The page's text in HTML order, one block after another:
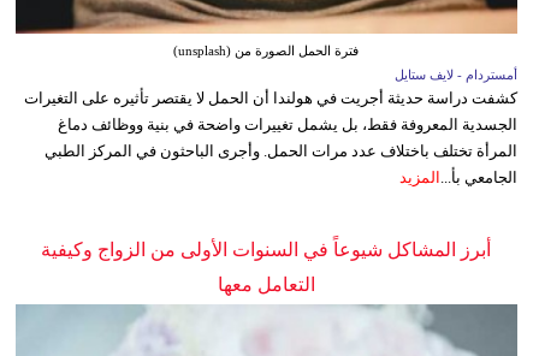
فترة الحمل الصورة من (unsplash)
أمستردام - لايف ستايل
كشفت دراسة حديثة أجريت في هولندا أن الحمل لا يقتصر تأثيره على التغيرات
الجسدية المعروفة فقط، بل يشمل تغييرات واضحة في بنية ووظائف دماغ
المرأة تختلف باختلاف عدد مرات الحمل. وأجرى الباحثون في المركز الطبي
الجامعي بأ... المزيد
أبرز المشاكل شيوعاً في السنوات الأولى من الزواج وكيفية
التعامل معها